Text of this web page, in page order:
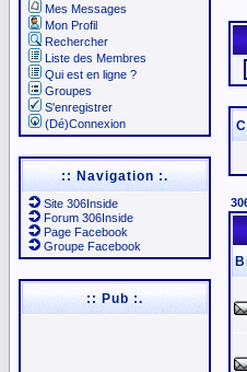
Mes Messages
Mon Profil
Rechercher
Liste des Membres
Qui est en ligne ?
Groupes
S'enregistrer
(Dé)Connexion
:: Navigation :.
Site 306Inside
Forum 306Inside
Page Facebook
Groupe Facebook
:: Pub :.